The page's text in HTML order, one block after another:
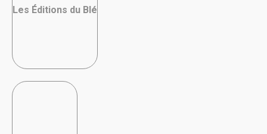
Les Éditions du Blé